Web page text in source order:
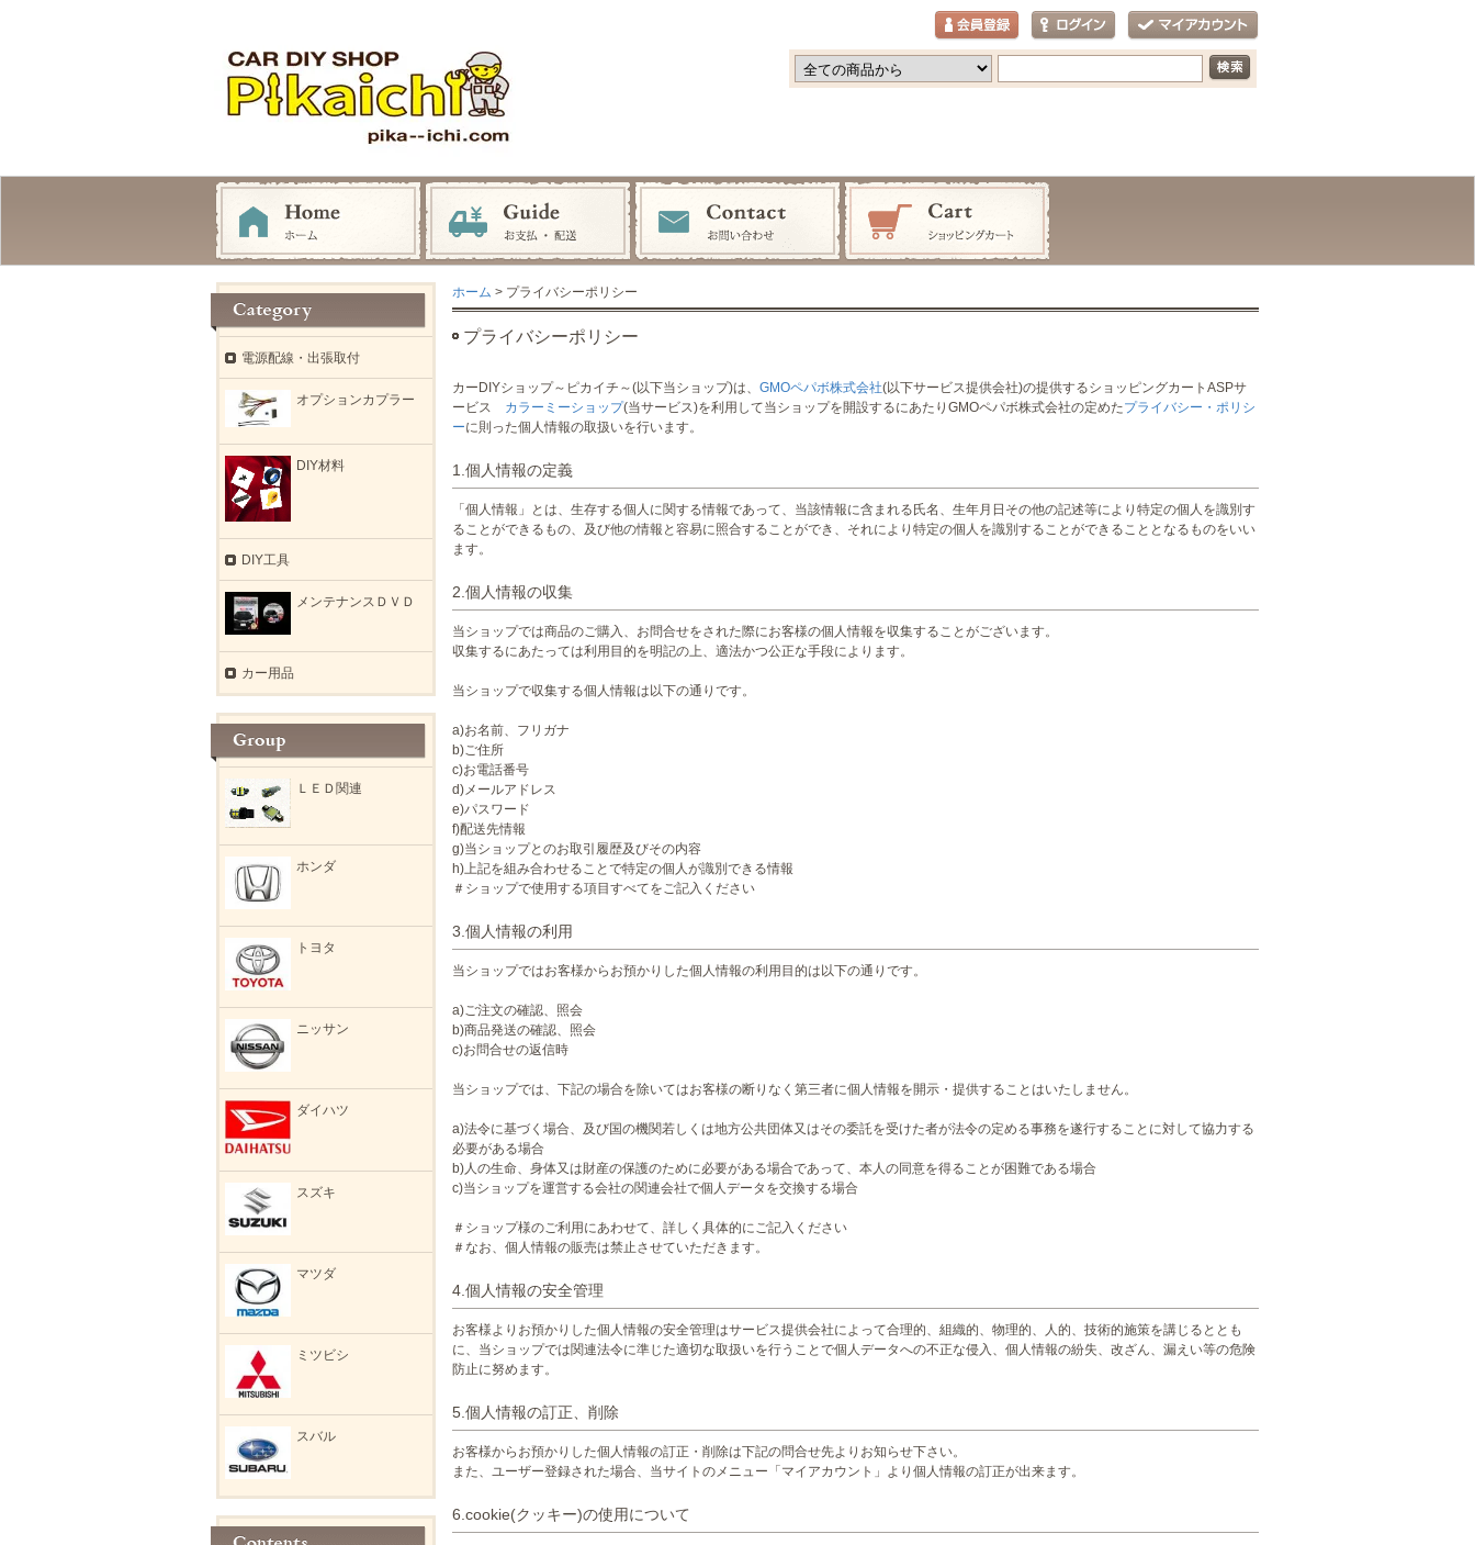
ホーム > プライバシーポリシー
プライバシーポリシー
カーDIYショップ～ピカイチ～(以下当ショップ)は、 GMOペパボ株式会社(以下サービス提供会社)の提供するショッピングカートASPサ
ービス カラーミーショップ(当サービス)を利用して当ショップを開設するにあたりGMOペパボ株式会社の定めたプライバシー・ポリシ
ーに則った個人情報の取扱いを行います。
1.個人情報の定義
「個人情報」とは、生存する個人に関する情報であって、当該情報に含まれる氏名、生年月日その他の記述等により特定の個人を識別す
ることができるもの、及び他の情報と容易に照合することができ、それにより特定の個人を識別することができることとなるものをいい
ます。
2.個人情報の収集
当ショップでは商品のご購入、お問合せをされた際にお客様の個人情報を収集することがございます。
収集するにあたっては利用目的を明記の上、適法かつ公正な手段によります。
当ショップで収集する個人情報は以下の通りです。
a)お名前、フリガナ
b)ご住所
c)お電話番号
d)メールアドレス
e)パスワード
f)配送先情報
g)当ショップとのお取引履歴及びその内容
h)上記を組み合わせることで特定の個人が識別できる情報
＃ショップで使用する項目すべてをご記入ください
3.個人情報の利用
当ショップではお客様からお預かりした個人情報の利用目的は以下の通りです。
a)ご注文の確認、照会
b)商品発送の確認、照会
c)お問合せの返信時
当ショップでは、下記の場合を除いてはお客様の断りなく第三者に個人情報を開示・提供することはいたしません。
a)法令に基づく場合、及び国の機関若しくは地方公共団体又はその委託を受けた者が法令の定める事務を遂行することに対して協力する
必要がある場合
b)人の生命、身体又は財産の保護のために必要がある場合であって、本人の同意を得ることが困難である場合
c)当ショップを運営する会社の関連会社で個人データを交換する場合
＃ショップ様のご利用にあわせて、詳しく具体的にご記入ください
＃なお、個人情報の販売は禁止させていただきます。
4.個人情報の安全管理
お客様よりお預かりした個人情報の安全管理はサービス提供会社によって合理的、組織的、物理的、人的、技術的施策を講じるととも
に、当ショップでは関連法令に準じた適切な取扱いを行うことで個人データへの不正な侵入、個人情報の紛失、改ざん、漏えい等の危険
防止に努めます。
5.個人情報の訂正、削除
お客様からお預かりした個人情報の訂正・削除は下記の問合せ先よりお知らせ下さい。
また、ユーザー登録された場合、当サイトのメニュー「マイアカウント」より個人情報の訂正が出来ます。
6.cookie(クッキー)の使用について
電源配線・出張取付
オプションカプラー
DIY材料
DIY工具
メンテナンスＤＶＤ
カー用品
ＬＥＤ関連
ホンダ
トヨタ
ニッサン
ダイハツ
スズキ
マツダ
ミツビシ
スバル